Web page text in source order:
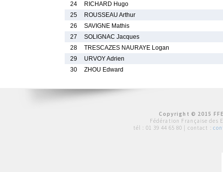
24
RICHARD Hugo
25
ROUSSEAU Arthur
26
SAVIGNE Mathis
27
SOLIGNAC Jacques
28
TRESCAZES NAURAYE Logan
29
URVOY Adrien
30
ZHOU Edward
Copyright © 2015
Fédération Française des
tél : 01 39 44 65 80 | contact :